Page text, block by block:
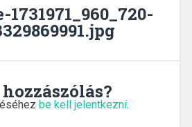
be kell jelentkezni.